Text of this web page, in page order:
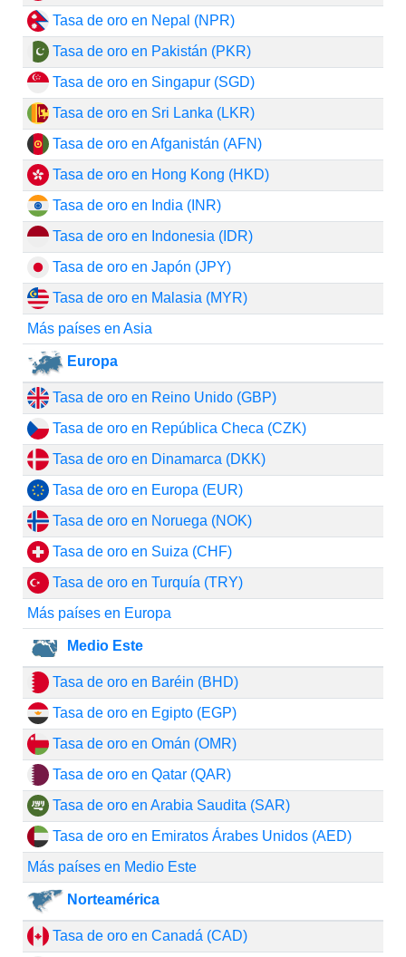
Tasa de oro en Nepal (NPR)
Tasa de oro en Pakistán (PKR)
Tasa de oro en Singapur (SGD)
Tasa de oro en Sri Lanka (LKR)
Tasa de oro en Afganistán (AFN)
Tasa de oro en Hong Kong (HKD)
Tasa de oro en India (INR)
Tasa de oro en Indonesia (IDR)
Tasa de oro en Japón (JPY)
Tasa de oro en Malasia (MYR)
Más países en Asia
Europa
Tasa de oro en Reino Unido (GBP)
Tasa de oro en República Checa (CZK)
Tasa de oro en Dinamarca (DKK)
Tasa de oro en Europa (EUR)
Tasa de oro en Noruega (NOK)
Tasa de oro en Suiza (CHF)
Tasa de oro en Turquía (TRY)
Más países en Europa
Medio Este
Tasa de oro en Baréin (BHD)
Tasa de oro en Egipto (EGP)
Tasa de oro en Omán (OMR)
Tasa de oro en Qatar (QAR)
Tasa de oro en Arabia Saudita (SAR)
Tasa de oro en Emiratos Árabes Unidos (AED)
Más países en Medio Este
Norteamérica
Tasa de oro en Canadá (CAD)